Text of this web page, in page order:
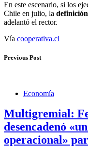
En este escenario, si los
Chile en julio, la
adelantó el rector.
Vía cooperativa.cl
Previous Post
Economía
Multigremial:
desencadenó
operacional»